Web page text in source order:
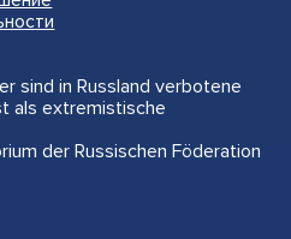
sind in Russland verbotene
als extremistische
der Russischen Föderation